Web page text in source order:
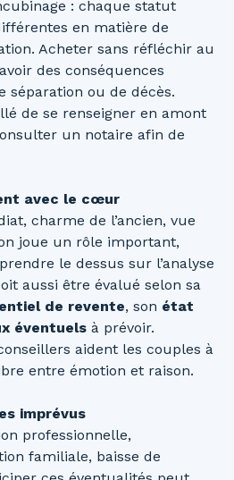
: chaque statut
en matière de
Acheter sans réfléchir au
des conséquences
séparation ou de décès.
de se renseigner en amont
un notaire afin de
avec le cœur
charme de l’ancien, vue
joue un rôle important,
le dessus sur l’analyse
aussi être évalué selon sa
de revente, son état
éventuels à prévoir.
aident les couples à
entre émotion et raison.
imprévus
professionnelle,
familiale, baisse de